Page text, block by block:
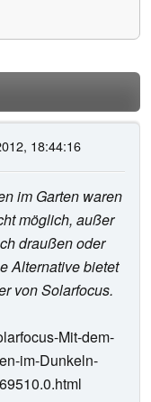
18:44:16
im Garten waren
möglich, außer
draußen oder
Alternative bietet
von Solarfocus.
Mit-dem-
im-Dunkeln-